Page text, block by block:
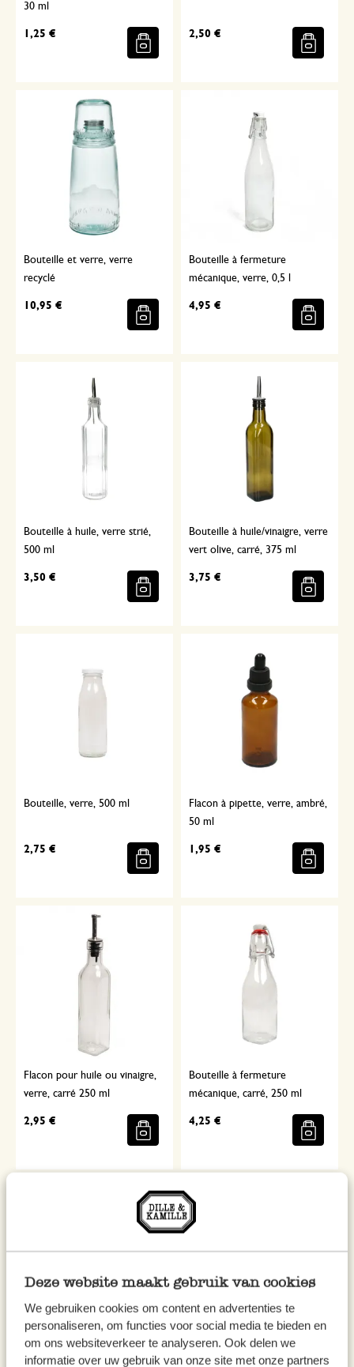
Deze website maakt gebruik van cookies
We gebruiken cookies om content en advertenties te
personaliseren, om functies voor social media te bieden en
om ons websiteverkeer te analyseren. Ook delen we
informatie over uw gebruik van onze site met onze partners
30 ml
1,25 € 2,50 €
Bouteille et verre, verre
recyclé
10,95 €
Bouteille à fermeture
mécanique, verre, 0,5 l
4,95 €
Bouteille à huile, verre strié,
500 ml
3,50 €
Bouteille à huile/vinaigre, verre
vert olive, carré, 375 ml
3,75 €
Bouteille, verre, 500 ml
2,75 €
Flacon à pipette, verre, ambré,
50 ml
1,95 €
Flacon pour huile ou vinaigre,
verre, carré 250 ml
2,95 €
Bouteille à fermeture
mécanique, carré, 250 ml
4,25 €
bouteille à fermeture
Bouteille à fermeture